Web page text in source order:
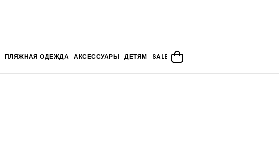
ПЛЯЖНАЯ ОДЕЖДА АКСЕССУАРЫ ДЕТЯМ SALE